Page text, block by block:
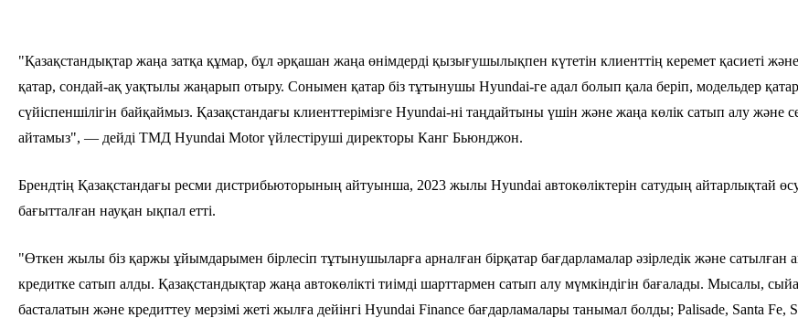
"Қазақстандықтар жаңа затқа құмар, бұл әрқашан жаңа өнімдерді қызығушылықпен күтетін клиенттің керемет қасиеті
қатар, сондай-ақ уақтылы жаңарып отыру. Сонымен қатар біз тұтынушы Hyundai-ге адал болып қала беріп, модельдер
сүйіспеншілігін байқаймыз. Қазақстандағы клиенттерімізге Hyundai-ні таңдайтыны үшін және жаңа көлік сатып алу және
айтамыз", — дейді ТМД Hyundai Motor үйлестіруші директоры Канг Бьюнджон.
Брендтің Қазақстандағы ресми дистрибьюторының айтуынша, 2023 жылы Hyundai автокөліктерін сатудың айтарлықтай
бағытталған науқан ықпал етті.
"Өткен жылы біз қаржы ұйымдарымен бірлесіп тұтынушыларға арналған бірқатар бағдарламалар әзірледік және сатылған
кредитке сатып алды. Қазақстандықтар жаңа автокөлікті тиімді шарттармен сатып алу мүмкіндігін бағалады. Мысалы,
басталатын және кредиттеу мерзімі жеті жылға дейінгі Hyundai Finance бағдарламалары танымал болды; Palisade, Santa